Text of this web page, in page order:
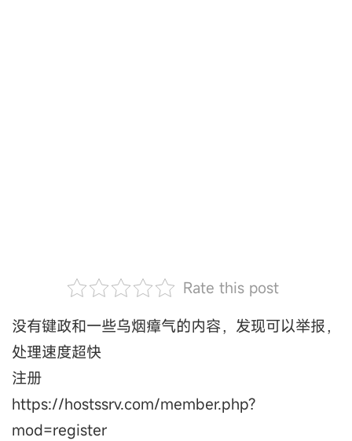
Rate this post
没有键政和一些乌烟瘴气的内容，发现可以举报，
处理速度超快
注册
https://hostssrv.com/member.php?
mod=register